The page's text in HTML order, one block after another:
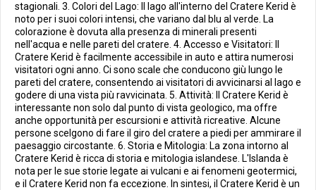
stagionali. 3. Colori del Lago: Il lago all'interno del Cratere Kerid è
noto per i suoi colori intensi, che variano dal blu al verde. La
colorazione è dovuta alla presenza di minerali presenti
nell'acqua e nelle pareti del cratere. 4. Accesso e Visitatori: Il
Cratere Kerid è facilmente accessibile in auto e attira numerosi
visitatori ogni anno. Ci sono scale che conducono giù lungo le
pareti del cratere, consentendo ai visitatori di avvicinarsi al lago e
godere di una vista più ravvicinata. 5. Attività: Il Cratere Kerid è
interessante non solo dal punto di vista geologico, ma offre
anche opportunità per escursioni e attività ricreative. Alcune
persone scelgono di fare il giro del cratere a piedi per ammirare il
paesaggio circostante. 6. Storia e Mitologia: La zona intorno al
Cratere Kerid è ricca di storia e mitologia islandese. L'Islanda è
nota per le sue storie legate ai vulcani e ai fenomeni geotermici,
e il Cratere Kerid non fa eccezione. In sintesi, il Cratere Kerid è un